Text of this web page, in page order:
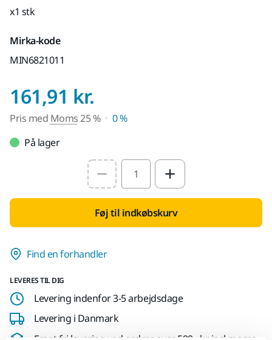
x1 stk
Mirka-kode
MIN6821011
161,91 kr.
Pris med Moms25 %
0 %
På lager
Select quantity value
Føj til indkøbskurv
Find en forhandler
LEVERES TIL DIG
Levering indenfor 3-5 arbejdsdage
Levering i Danmark